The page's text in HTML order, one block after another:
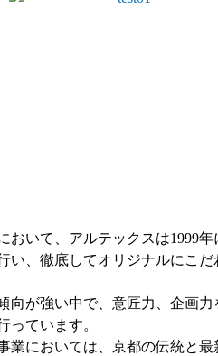
おいて、アルテックスは1999
い、徹底してオリジナルにこ
向が強い中で、意匠力、企画
っています。
業においては、京都の伝統と